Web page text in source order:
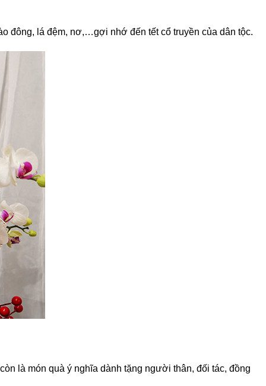
đông, lá đệm, nơ,…gợi nhớ đến tết cổ truyền của dân tộc.
là món quà ý nghĩa dành tặng người thân, đối tác, đồng